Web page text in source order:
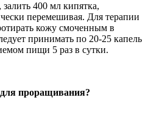
400 мл кипятка,
перемешивая. Для терапии
кожу смоченным в
принимать по 20-25 капель
пищи 5 раз в сутки.
проращивания?